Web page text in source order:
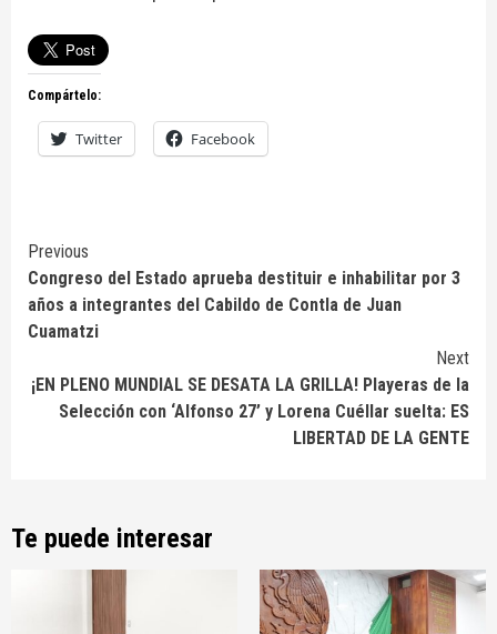
Compártelo:
Twitter Facebook
Continue
Reading
Previous
Congreso del Estado aprueba destituir e inhabilitar por 3
años a integrantes del Cabildo de Contla de Juan
Cuamatzi
Next
¡EN PLENO MUNDIAL SE DESATA LA GRILLA! Playeras de la
Selección con ‘Alfonso 27’ y Lorena Cuéllar suelta: ES
LIBERTAD DE LA GENTE
Te puede interesar